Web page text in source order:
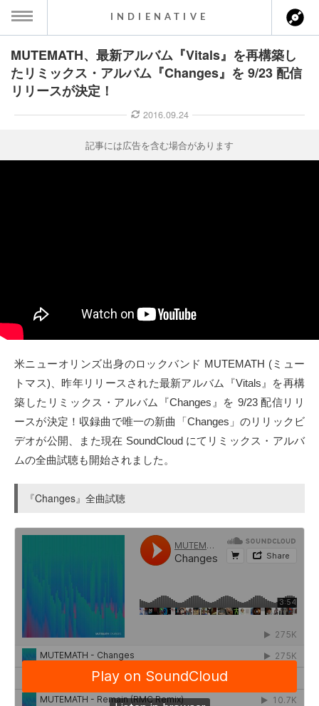
MENU
ス一覧
ト情報
クト
Twitter
Facebook
instagram
Tumblr
INDIENATIVE
MUTEMATH、最新アルバム『Vitals』を再構築し
たリミックス・アルバム『Changes』を 9/23 配信
リリースが決定！
2016.09.24
記事には広告を含む場合があります
米ニューオリンズ出身のロックバンド MUTEMATH (ミュー
トマス)、昨年リリースされた最新アルバム『Vitals』を再構
築したリミックス・アルバム『Changes』を 9/23 配信リリ
ースが決定！収録曲で唯一の新曲「Changes」のリリックビ
デオが公開、また現在 SoundCloud にてリミックス・アルバ
ムの全曲試聴も開始されました。
『Changes』全曲試聴